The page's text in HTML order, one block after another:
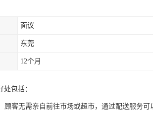
面议
东莞
12个月
处包括：
顾客无需亲自前往市场或超市，通过配送服务可